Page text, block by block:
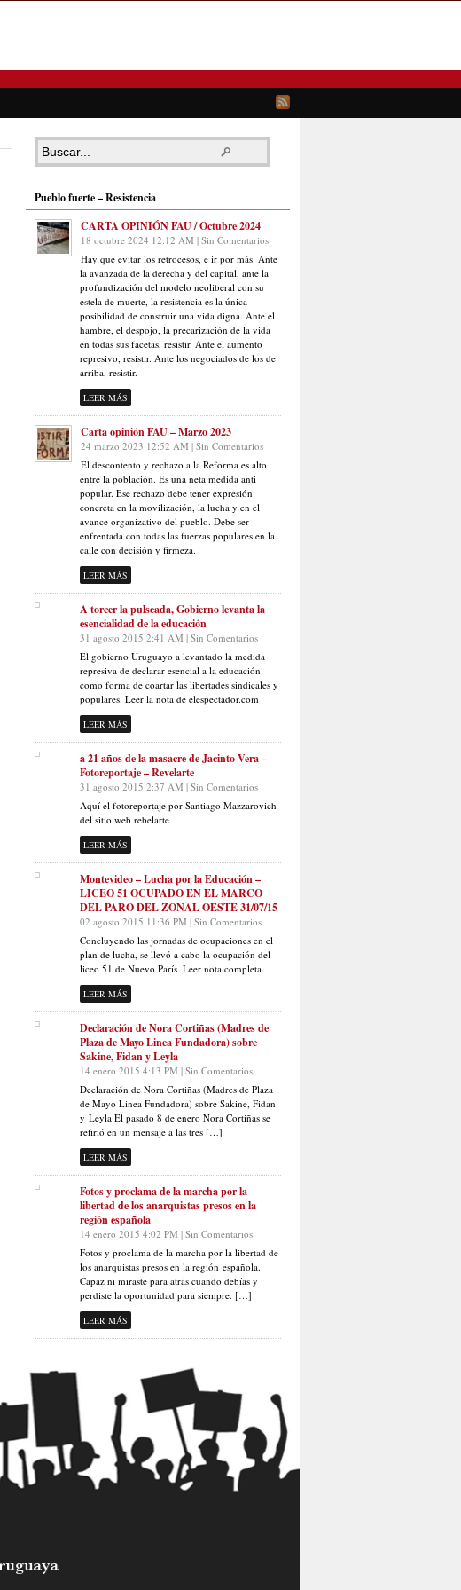
Pueblo fuerte – Resistencia
CARTA OPINIÓN FAU / Octubre 2024
18 octubre 2024 12:12 AM | Sin Comentarios
Hay que evitar los retrocesos, e ir por más. Ante
la avanzada de la derecha y del capital, ante la
profundización del modelo neoliberal con su
estela de muerte, la resistencia es la única
posibilidad de construir una vida digna. Ante el
hambre, el despojo, la precarización de la vida
en todas sus facetas, resistir. Ante el aumento
represivo, resistir. Ante los negociados de los de
arriba, resistir.
LEER MÁS
Carta opinión FAU – Marzo 2023
24 marzo 2023 12:52 AM | Sin Comentarios
El descontento y rechazo a la Reforma es alto
entre la población. Es una neta medida anti
popular. Ese rechazo debe tener expresión
concreta en la movilización, la lucha y en el
avance organizativo del pueblo. Debe ser
enfrentada con todas las fuerzas populares en la
calle con decisión y firmeza.
LEER MÁS
A torcer la pulseada, Gobierno levanta la
esencialidad de la educación
31 agosto 2015 2:41 AM | Sin Comentarios
El gobierno Uruguayo a levantado la medida
represiva de declarar esencial a la educación
como forma de coartar las libertades sindicales y
populares. Leer la nota de elespectador.com
LEER MÁS
a 21 años de la masacre de Jacinto Vera –
Fotoreportaje – Revelarte
31 agosto 2015 2:37 AM | Sin Comentarios
Aquí el fotoreportaje por Santiago Mazzarovich
del sitio web rebelarte
LEER MÁS
Montevideo – Lucha por la Educación –
LICEO 51 OCUPADO EN EL MARCO
DEL PARO DEL ZONAL OESTE 31/07/15
02 agosto 2015 11:36 PM | Sin Comentarios
Concluyendo las jornadas de ocupaciones en el
plan de lucha, se llevó a cabo la ocupación del
liceo 51 de Nuevo París. Leer nota completa
LEER MÁS
Declaración de Nora Cortiñas (Madres de
Plaza de Mayo Linea Fundadora) sobre
Sakine, Fidan y Leyla
14 enero 2015 4:13 PM | Sin Comentarios
Declaración de Nora Cortiñas (Madres de Plaza
de Mayo Linea Fundadora) sobre Sakine, Fidan
y Leyla El pasado 8 de enero Nora Cortiñas se
refirió en un mensaje a las tres […]
LEER MÁS
Fotos y proclama de la marcha por la
libertad de los anarquistas presos en la
región española
14 enero 2015 4:02 PM | Sin Comentarios
Fotos y proclama de la marcha por la libertad de
los anarquistas presos en la región española.
Capaz ni miraste para atrás cuando debías y
perdiste la oportunidad para siempre. […]
LEER MÁS